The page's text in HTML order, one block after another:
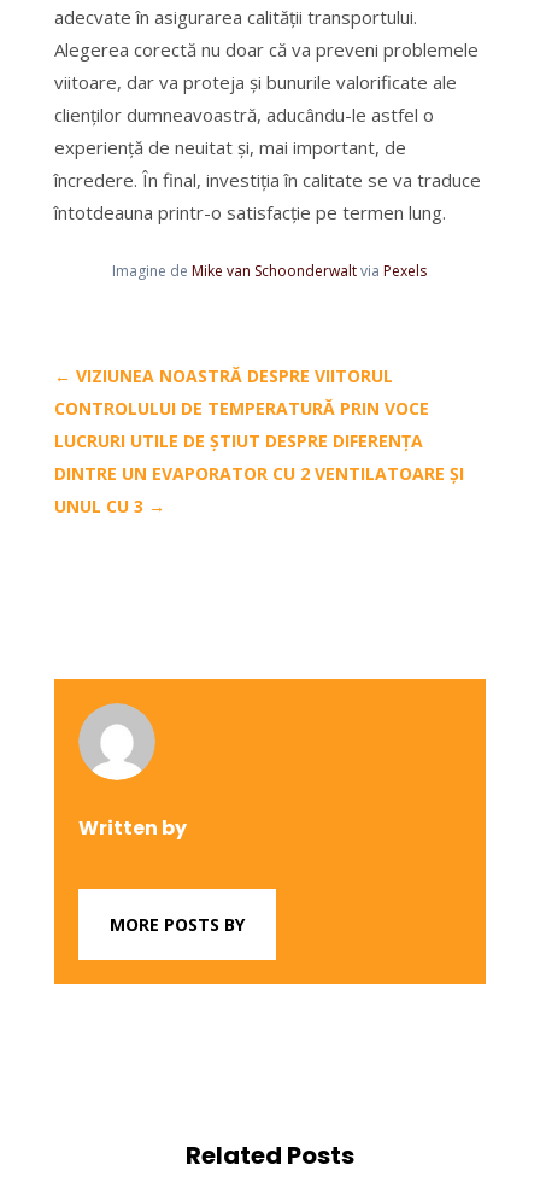
adecvate în asigurarea calității transportului.
Alegerea corectă nu doar că va preveni problemele
viitoare, dar va proteja și bunurile valorificate ale
clienților dumneavoastră, aducându-le astfel o
experiență de neuitat și, mai important, de
încredere. În final, investiția în calitate se va traduce
întotdeauna printr-o satisfacție pe termen lung.
Imagine deMike van SchoonderwaltviaPexels
← VIZIUNEA NOASTRĂ DESPRE VIITORUL
CONTROLULUI DE TEMPERATURĂ PRIN VOCE
LUCRURI UTILE DE ȘTIUT DESPRE DIFERENȚA
DINTRE UN EVAPORATOR CU 2 VENTILATOARE ȘI
UNUL CU 3 →
Written by
MORE POSTS BY
Related Posts